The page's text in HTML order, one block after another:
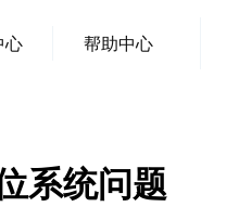
心 帮助中心
系统问题